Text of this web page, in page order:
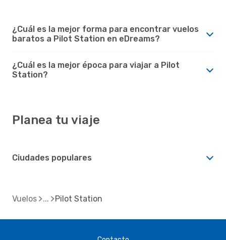
¿Cuál es la mejor forma para encontrar vuelos
baratos a Pilot Station en eDreams?
¿Cuál es la mejor época para viajar a Pilot
Station?
Planea tu viaje
Ciudades populares
Vuelos Pilot Station